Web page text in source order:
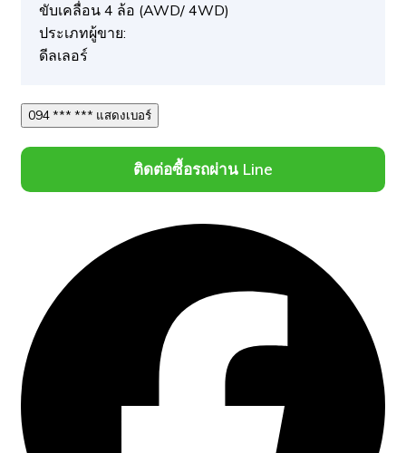
ขับเคลื่อน 4 ล้อ (AWD/ 4WD)
ประเภทผู้ขาย:
ดีลเลอร์
094 *** *** แสดงเบอร์
ติดต่อซื้อรถผ่าน Line